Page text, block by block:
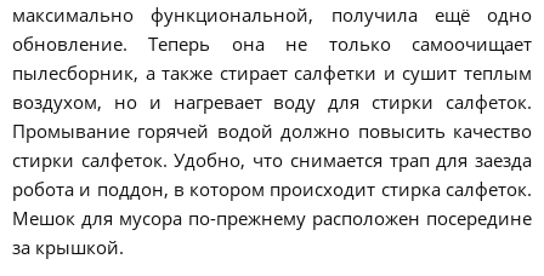
максимально функциональной, получила ещё одно
обновление. Теперь она не только самоочищает
пылесборник, а также стирает салфетки и сушит теплым
воздухом, но и нагревает воду для стирки салфеток.
Промывание горячей водой должно повысить качество
стирки салфеток. Удобно, что снимается трап для заезда
робота и поддон, в котором происходит стирка салфеток.
Мешок для мусора по-прежнему расположен посередине
за крышкой.